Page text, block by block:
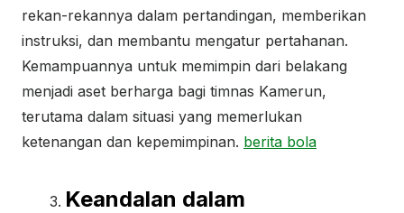
rekan-rekannya dalam pertandingan, memberikan
instruksi, dan membantu mengatur pertahanan.
Kemampuannya untuk memimpin dari belakang
menjadi aset berharga bagi timnas Kamerun,
terutama dalam situasi yang memerlukan
ketenangan dan kepemimpinan. berita bola
Keandalan dalam